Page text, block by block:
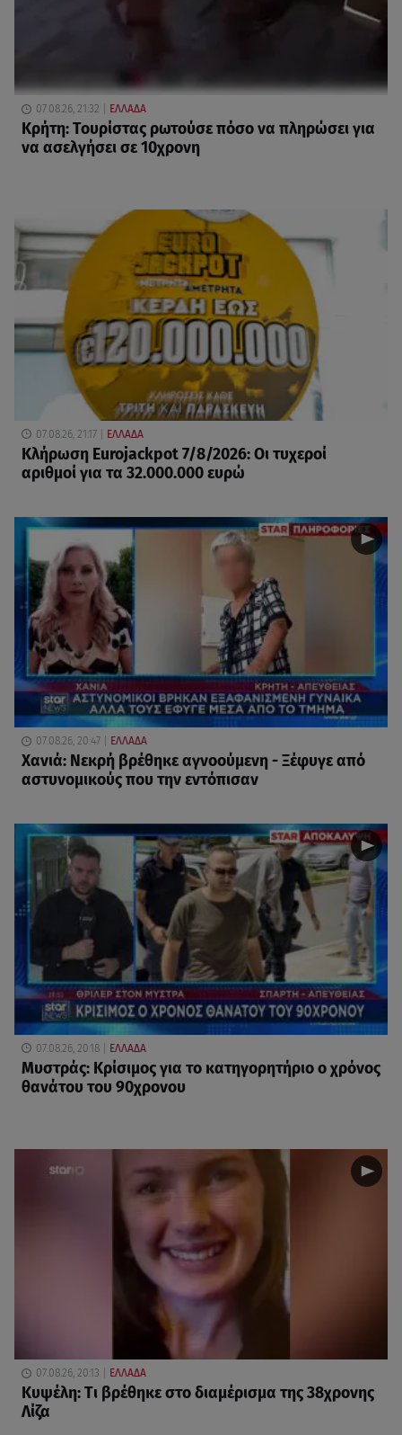
07.08.26, 21:32 ΕΛΛΑΔΑ
Κρήτη: Τουρίστας ρωτούσε πόσο να πληρώσει για
να ασελγήσει σε 10χρονη
07.08.26, 21:17 ΕΛΛΑΔΑ
Κλήρωση Eurojackpot 7/8/2026: Οι τυχεροί
αριθμοί για τα 32.000.000 ευρώ
07.08.26, 20:47 ΕΛΛΑΔΑ
Χανιά: Νεκρή βρέθηκε αγνοούμενη - Ξέφυγε από
αστυνομικούς που την εντόπισαν
07.08.26, 20:18 ΕΛΛΑΔΑ
Μυστράς: Κρίσιμος για το κατηγορητήριο ο χρόνος
θανάτου του 90χρονου
07.08.26, 20:13 ΕΛΛΑΔΑ
Κυψέλη: Tι βρέθηκε στο διαμέρισμα της 38χρονης
Λίζα